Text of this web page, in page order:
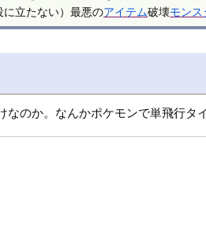
に立たない）最悪のアイテム破壊モンス
なのか。なんかポケモンで単飛行タ